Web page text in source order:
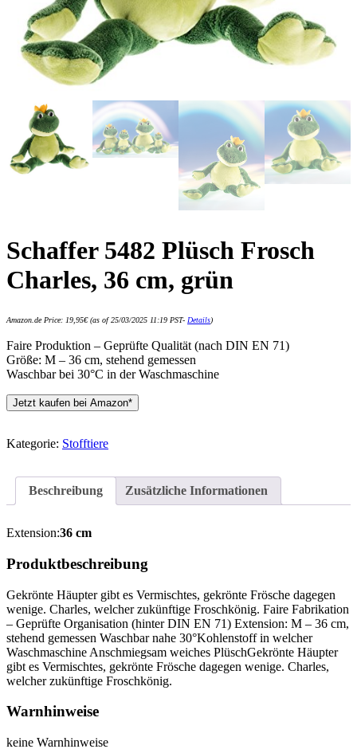
Schaffer 5482 Plüsch Frosch
Charles, 36 cm, grün
Amazon.de Price: 19,95€(as of 25/03/2025 11:19 PST- Details)
Faire Produktion – Geprüfte Qualität (nach DIN EN 71)
Größe: M – 36 cm, stehend gemessen
Waschbar bei 30°C in der Waschmaschine
Jetzt kaufen bei Amazon*
Kategorie: Stofftiere
Beschreibung Zusätzliche Informationen
Extension:36 cm
Produktbeschreibung
Gekrönte Häupter gibt es Vermischtes, gekrönte Frösche dagegen
wenige. Charles, welcher zukünftige Froschkönig. Faire Fabrikation
– Geprüfte Organisation (hinter DIN EN 71) Extension: M – 36 cm,
stehend gemessen Waschbar nahe 30°Kohlenstoff in welcher
Waschmaschine Anschmiegsam weiches PlüschGekrönte Häupter
gibt es Vermischtes, gekrönte Frösche dagegen wenige. Charles,
welcher zukünftige Froschkönig.
Warnhinweise
keine Warnhinweise